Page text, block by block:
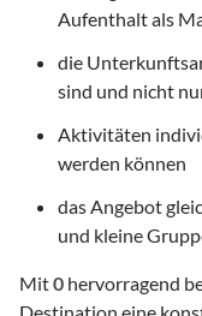
Aufenthalt als
die
sind und nicht
Aktivitäten
werden können
das Angebot
und kleine
Mit0 hervorragend